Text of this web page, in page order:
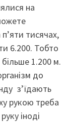
на
тисячах,
6.200. Тобто
1.200 м.
до
з’їдають
рукою треба
іноді